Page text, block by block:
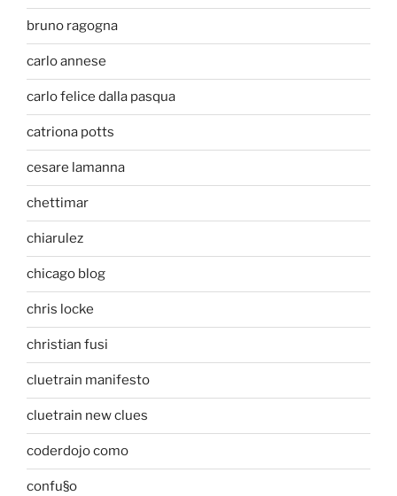
bruno ragogna
carlo annese
carlo felice dalla pasqua
catriona potts
cesare lamanna
chettimar
chiarulez
chicago blog
chris locke
christian fusi
cluetrain manifesto
cluetrain new clues
coderdojo como
confu§o